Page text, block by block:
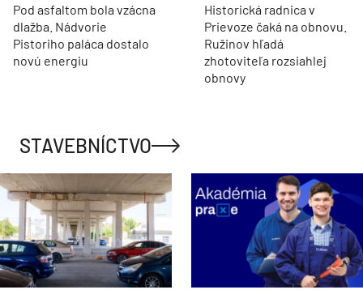
Pod asfaltom bola vzácna
dlažba. Nádvorie
Pistoriho paláca dostalo
novú energiu
Historická radnica v
Prievoze čaká na obnovu.
Ružinov hľadá
zhotoviteľa rozsiahlej
obnovy
STAVEBNÍCTVO